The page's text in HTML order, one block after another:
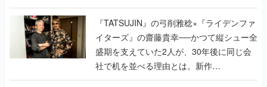
で作り込まれた理由を両ディレクターに聞
く
『TATSUJIN』の弓削雅稔×『ライデンファ
イターズ』の齋藤貴幸──かつて縦シュー全
盛期を支えていた2人が、30年後に同じ会
社で机を並べる理由とは。新作
『TATSUJIN EXTREME』で初タッグを組